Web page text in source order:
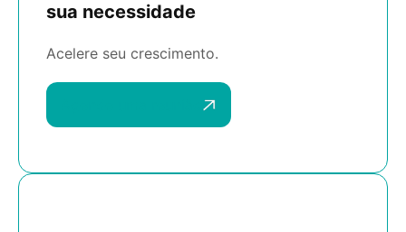
sua necessidade
Acelere seu crescimento.